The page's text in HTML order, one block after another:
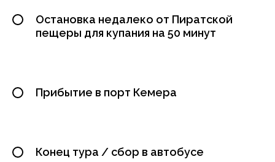
Остановка недалеко от Пиратской
пещеры для купания на 50 минут
Прибытие в порт Кемера
Конец тура / сбор в автобусе